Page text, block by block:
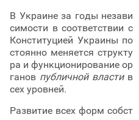
В Украине за годы незави
симости в соответствии с
Конституцией Украины по
стоянно меняется структу
ра и функционирование ор
ганов публичной властив
сех уровней.
Развитие всех форм собст